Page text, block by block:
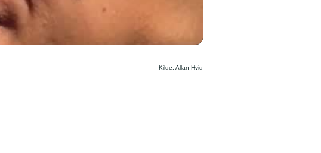
Kilde: Allan Hvid